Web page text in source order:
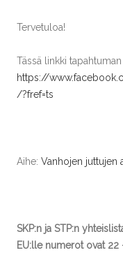
Tervetuloa!
Tässä linkki
https://
/?fref=ts
Aihe: Vanhojen juttujen
SKP:n ja STP:n
EU:lle numerot ovat 22